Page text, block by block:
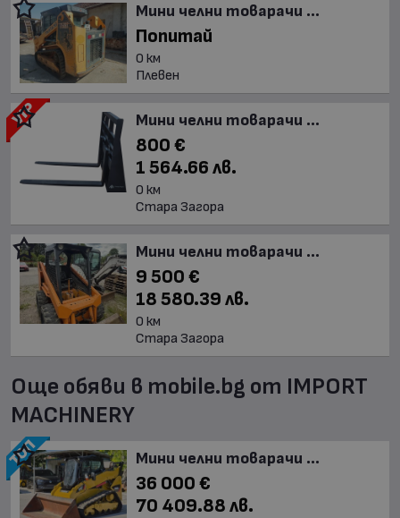
Мини челни товарачи ...
Попитай
0 км
Плевен
Мини челни товарачи ...
800 €
1 564.66 лв.
0 км
Стара Загора
Мини челни товарачи ...
9 500 €
18 580.39 лв.
0 км
Стара Загора
Още обяви в mobile.bg от IMPORT
MACHINERY
Мини челни товарачи ...
36 000 €
70 409.88 лв.